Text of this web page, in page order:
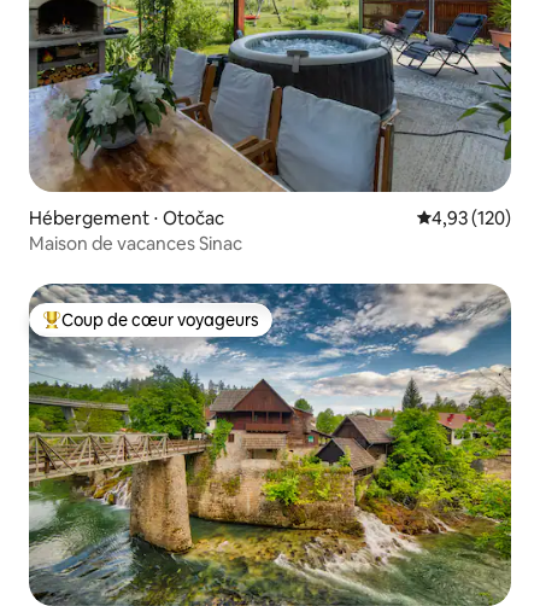
Hébergement ⋅ Otočac Évaluation
4,93 (120)
Maison de vacances Sinac
Coups de cœur voyageurs les plus appréciés
Coup de cœur voyageurs